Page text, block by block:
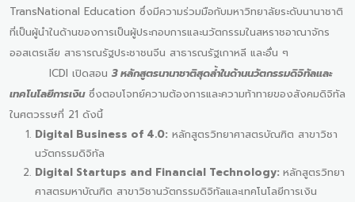
TransNational Education ซึ่งมีความร่วมมือกับมหาวิทยาลัยระดับนานาชาติ
ที่เป็นผู้นำในด้านของการเป็นผู้ประกอบการและนวัตกรรมในสหราชอาณาจักร
ออสเตรเลีย สาธารณรัฐประชาชนจีน สาธารณรัฐเกาหลี และอื่น ๆ
ICDI เปิดสอน 3 หลักสูตรนานาชาติสุดล้ำในด้านนวัตกรรมดิจิทัลและ
เทคโนโลยีการเงินซึ่งตอบโจทย์ความต้องการและความท้าทายของสังคมดิจิทัล
ในศตวรรษที่ 21 ดังนี้
Digital Business of 4.0: หลักสูตรวิทยาศาสตรบัณฑิต สาขาวิชา
นวัตกรรมดิจิทัล
Digital Startups and Financial Technology: หลักสูตรวิทยา
ศาสตรมหาบัณฑิต สาขาวิชานวัตกรรมดิจิทัลและเทคโนโลยีการเงิน